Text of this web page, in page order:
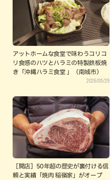
アットホームな食堂で味わうコリコ
リ食感のハツとハラミの特製鉄板焼
き「沖縄ハラミ食堂 」（南城市）
2026/05/29
［開店］50年超の歴史が裏付ける信
頼と実績「焼肉 稲嶺家」がオープ